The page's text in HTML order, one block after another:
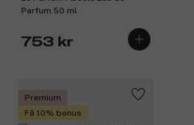
Parfum 50 ml
753 kr
Premium
Få 10% bonus